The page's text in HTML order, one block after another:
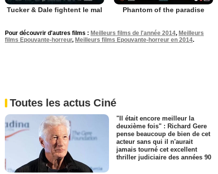
Tucker & Dale fightent le mal Phantom of the paradise
Pour découvrir d'autres films : Meilleurs films de l'année 2014, Meilleurs
films Epouvante-horreur, Meilleurs films Epouvante-horreur en 2014.
Toutes les actus Ciné
"Il était encore meilleur la
deuxième fois" : Richard Gere
pense beaucoup de bien de cet
acteur sans qui il n'aurait
jamais tourné cet excellent
thriller judiciaire des années 90